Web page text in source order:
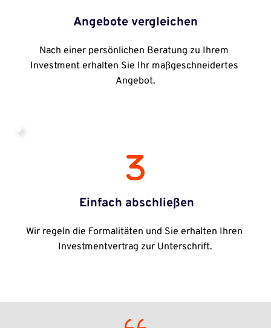
Angebote vergleichen
Nach einer persönlichen Beratung zu Ihrem
Investment erhalten Sie Ihr maßgeschneidertes
Angebot.
Einfach abschließen
Wir regeln die Formalitäten und Sie erhalten Ihren
Investmentvertrag zur Unterschrift.